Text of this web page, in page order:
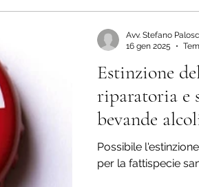
Estinzione
riparatoria e
bevande
Possibile
per la fattispecie
Avv. Stefano
16 gen 2025